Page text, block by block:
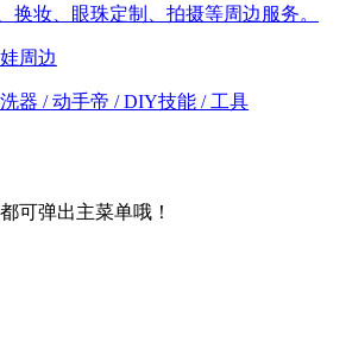
换妆、眼珠定制、拍摄等周边服务。
周边
器 / 动手帝 / DIY技能 / 工具
可弹出主菜单哦！